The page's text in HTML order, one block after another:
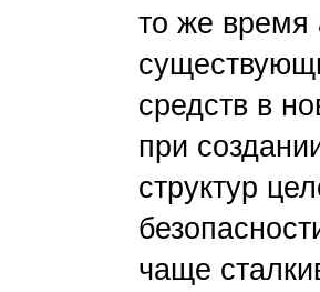
то же время
средств в
при
структур
чаще